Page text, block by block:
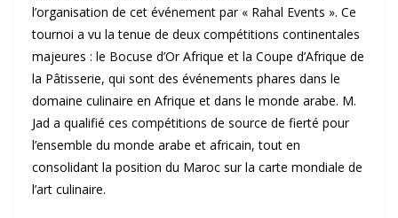
l’organisation de cet événement par « Rahal Events ». Ce
tournoi a vu la tenue de deux compétitions continentales
majeures : le Bocuse d’Or Afrique et la Coupe d’Afrique de
la Pâtisserie, qui sont des événements phares dans le
domaine culinaire en Afrique et dans le monde arabe. M.
Jad a qualifié ces compétitions de source de fierté pour
l’ensemble du monde arabe et africain, tout en
consolidant la position du Maroc sur la carte mondiale de
l’art culinaire.